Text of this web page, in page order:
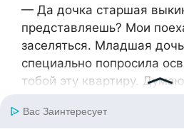
— Да дочка старшая
представляешь? Мои
заселяться. Младшая
специально попросила
тобой эту квартиру.
её дома нет, и телефон